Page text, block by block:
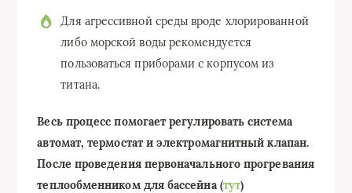
Для агрессивной среды вроде хлорированной
либо морской воды рекомендуется
пользоваться приборами с корпусом из
титана.
Весь процесс помогает регулировать система
автомат, термостат и электромагнитный клапан.
После проведения первоначального прогревания
теплообменником для бассейна (тут)